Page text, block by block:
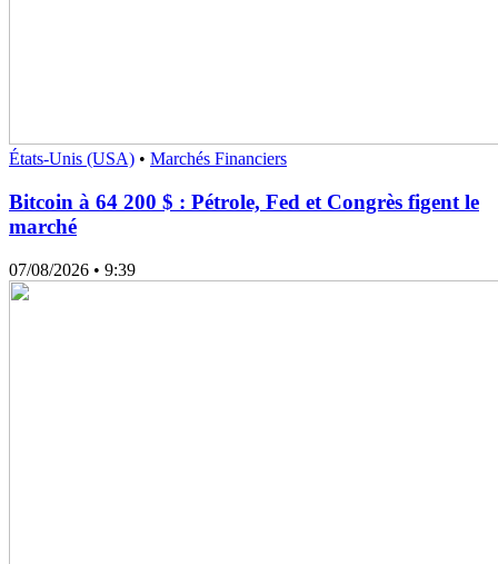
États-Unis (USA) • Marchés Financiers
Bitcoin à 64 200 $ : Pétrole, Fed et Congrès figent le
marché
07/08/2026 • 9:39